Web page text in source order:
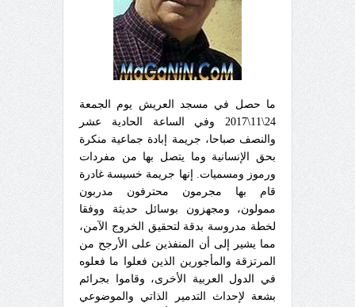
ما حصل في مسجد العريش يوم الجمعة
24\11\2017 وفي الساعة الحادية عشر
والنصف صباحا، جريمة إبادة جماعية منكرة
بحق الإنسانية وما يتصل بها من مفردات
ورموز ومسميات. إنها جريمة خسيسة غادرة
قام بها مجرمون محترفون مدربون
ممولون، ومجهزون بوسائل حديثة ووفقا
لخطة مدروسة بدقة لتحقيق الخروج الآمن،
مما يشير إلى أن المنفذين على الأرجح من
المرتزقة والمأجورين الذين فعلوا ما فعلوه
في الدول العربية الأخرى، وقاموا بجرائم
بشعة لإحداث التدمير الذاتي والموضوعي